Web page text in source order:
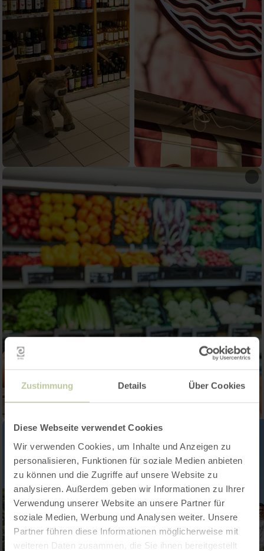
Zustimmung Details Über Cookies
Diese Webseite verwendet Cookies
Wir verwenden Cookies, um Inhalte und Anzeigen zu
personalisieren, Funktionen für soziale Medien anbieten
zu können und die Zugriffe auf unsere Website zu
analysieren. Außerdem geben wir Informationen zu Ihrer
Verwendung unserer Website an unsere Partner für
soziale Medien, Werbung und Analysen weiter. Unsere
Partner führen diese Informationen möglicherweise mit
weiteren Daten zusammen, die Sie ihnen bereitgestellt